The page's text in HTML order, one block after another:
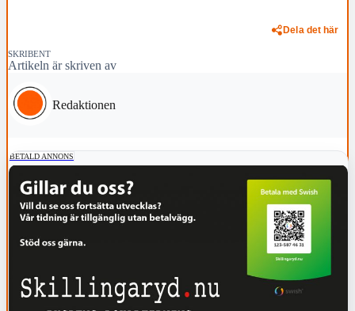
Dela det här
SKRIBENT
Artikeln är skriven av
Redaktionen
BETALD ANNONS